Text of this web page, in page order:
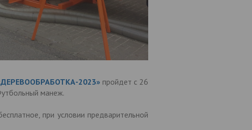
2023» пройдет с 26
манеж.
при условии предварительной